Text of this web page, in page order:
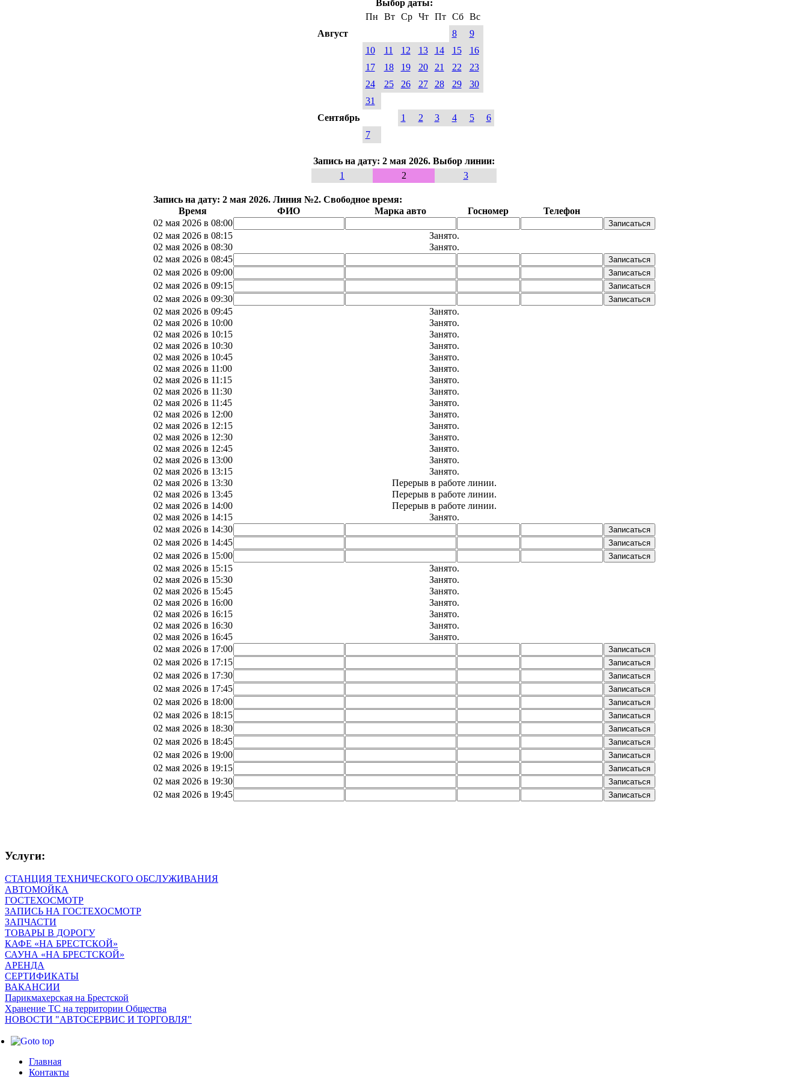
Выбор даты:
Пн
Вт Ср Чт Пт Сб
Вс
Август
8
9
10
11 12 13 14 15
16
17
18 19 20 21 22
23
24
25 26 27 28 29
30
31
Сентябрь
1 2 3 4 5
6
7
Запись на дату: 2 мая 2026. Выбор линии:
1
2 3
Запись на дату: 2 мая 2026. Линия №2. Свободное время:
Время
ФИО Марка авто Госномер
Телефон
02 мая 2026 в 08:00
02 мая 2026 в 08:15
Занято.
02 мая 2026 в 08:30
Занято.
02 мая 2026 в 08:45
02 мая 2026 в 09:00
02 мая 2026 в 09:15
02 мая 2026 в 09:30
02 мая 2026 в 09:45
Занято.
02 мая 2026 в 10:00
Занято.
02 мая 2026 в 10:15
Занято.
02 мая 2026 в 10:30
Занято.
02 мая 2026 в 10:45
Занято.
02 мая 2026 в 11:00
Занято.
02 мая 2026 в 11:15
Занято.
02 мая 2026 в 11:30
Занято.
02 мая 2026 в 11:45
Занято.
02 мая 2026 в 12:00
Занято.
02 мая 2026 в 12:15
Занято.
02 мая 2026 в 12:30
Занято.
02 мая 2026 в 12:45
Занято.
02 мая 2026 в 13:00
Занято.
02 мая 2026 в 13:15
Занято.
02 мая 2026 в 13:30
Перерыв в работе линии.
02 мая 2026 в 13:45
Перерыв в работе линии.
02 мая 2026 в 14:00
Перерыв в работе линии.
02 мая 2026 в 14:15
Занято.
02 мая 2026 в 14:30
02 мая 2026 в 14:45
02 мая 2026 в 15:00
02 мая 2026 в 15:15
Занято.
02 мая 2026 в 15:30
Занято.
02 мая 2026 в 15:45
Занято.
02 мая 2026 в 16:00
Занято.
02 мая 2026 в 16:15
Занято.
02 мая 2026 в 16:30
Занято.
02 мая 2026 в 16:45
Занято.
02 мая 2026 в 17:00
02 мая 2026 в 17:15
02 мая 2026 в 17:30
02 мая 2026 в 17:45
02 мая 2026 в 18:00
02 мая 2026 в 18:15
02 мая 2026 в 18:30
02 мая 2026 в 18:45
02 мая 2026 в 19:00
02 мая 2026 в 19:15
02 мая 2026 в 19:30
02 мая 2026 в 19:45
Услуги:
СТАНЦИЯ ТЕХНИЧЕСКОГО ОБСЛУЖИВАНИЯ
АВТОМОЙКА
ГОСТЕХОСМОТР
ЗАПИСЬ НА ГОСТЕХОСМОТР
ЗАПЧАСТИ
ТОВАРЫ В ДОРОГУ
КАФЕ «НА БРЕСТСКОЙ»
САУНА «НА БРЕСТСКОЙ»
АРЕНДА
СЕРТИФИКАТЫ
ВАКАНСИИ
Парикмахерская на Брестской
Хранение ТС на территории Общества
НОВОСТИ "АВТОСЕРВИС И ТОРГОВЛЯ"
Главная
Контакты